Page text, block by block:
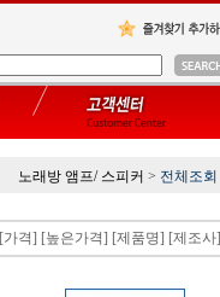
노래방 앰프/ 스피커 > 전체조회
[가격] [높은가격] [제품명] [제조사]